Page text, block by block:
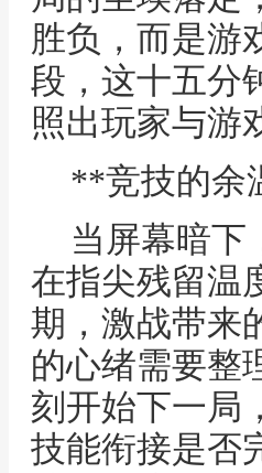
胜负，而是游
段，这十五分
照出玩家与游
**竞技的余
当屏幕暗下
在指尖残留温
期，激战带来
的心绪需要整
刻开始下一局
技能衔接是否